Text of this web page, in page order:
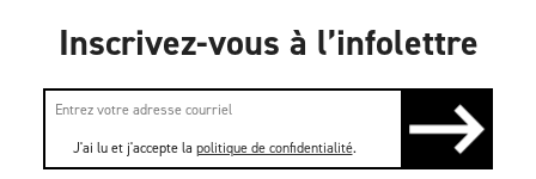
Inscrivez-vous à l’infolettre
J'ai lu et j'accepte la politique de confidentialité.